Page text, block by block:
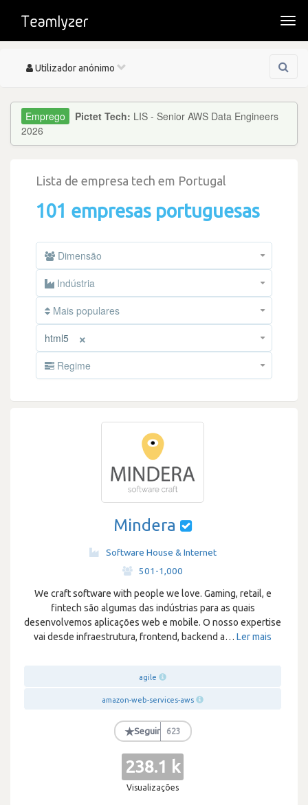
Toggle
Utilizador anónimo
Pictet Tech: LIS - Senior AWS Data Engineers
2026
Lista de empresa tech em Portugal
101 empresas portuguesas
Dimensão
Indústria
Mais populares
×
html5
Regime
Mindera
Software House & Internet
501-1,000
We craft software with people we love. Gaming, retail, e
fintech são algumas das indústrias para as quais
desenvolvemos aplicações web e mobile. O nosso expertise
vai desde infraestrutura, frontend, backend a… Ler mais
agile
amazon-web-services-aws
★Seguir 623
238.1 k
Visualizações